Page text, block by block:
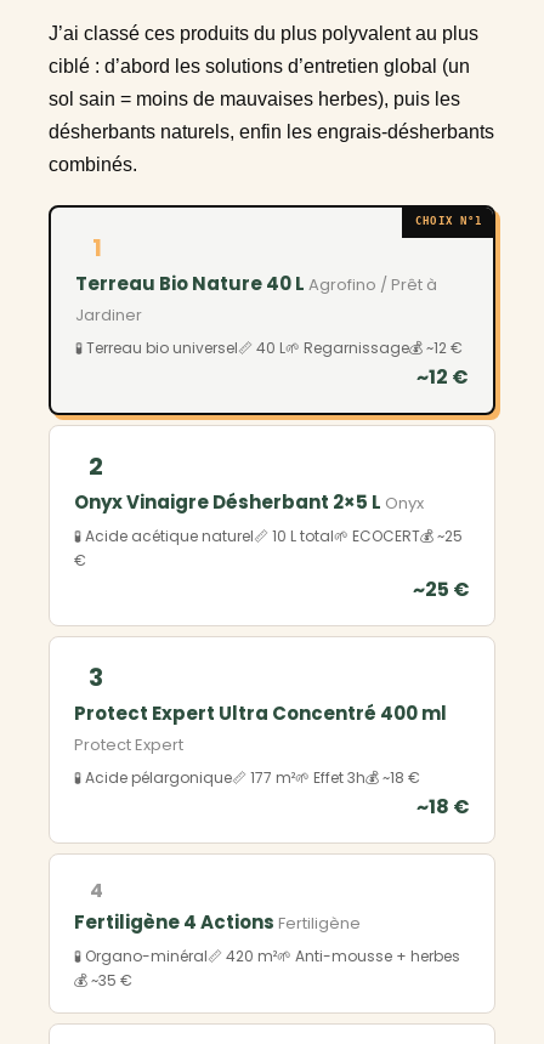
J’ai classé ces produits du plus polyvalent au plus
ciblé : d’abord les solutions d’entretien global (un
sol sain = moins de mauvaises herbes), puis les
désherbants naturels, enfin les engrais-désherbants
combinés.
CHOIX N°1
1
Terreau Bio Nature 40 L Agrofino / Prêt à
Jardiner
🧪 Terreau bio universel📏 40 L🌱 Regarnissage💰 ~12 €
~12 €
2
Onyx Vinaigre Désherbant 2×5 L Onyx
🧪 Acide acétique naturel📏 10 L total🌱 ECOCERT💰 ~25
€
~25 €
3
Protect Expert Ultra Concentré 400 ml
Protect Expert
🧪 Acide pélargonique📏 177 m²🌱 Effet 3h💰 ~18 €
~18 €
4
Fertiligène 4 Actions Fertiligène
🧪 Organo-minéral📏 420 m²🌱 Anti-mousse + herbes
💰 ~35 €